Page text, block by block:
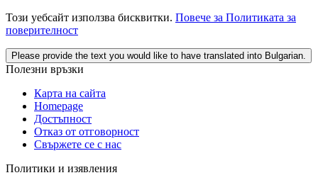
Този уебсайт използва бисквитки. Повече за Политиката за
поверителност
Please provide the text you would like to have translated into Bulgarian.
Полезни връзки
Карта на сайта
Homepage
Достъпност
Отказ от отговорност
Свържете се с нас
Политики и изявления